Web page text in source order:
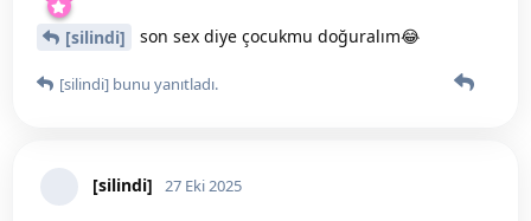
[silindi] son sex diye çocukmu doğuralım😂
[silindi] bunu yanıtladı.
[silindi] 27 Eki 2025